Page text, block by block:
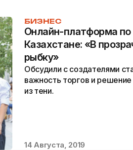
БИЗНЕС
Онлайн-платформа по
Казахстане: «В
рыбку»
Обсудили с создателями
важность торгов и
из тени.
14 Августа, 2019